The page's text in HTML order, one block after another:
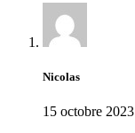
Nicolas
15 octobre 2023